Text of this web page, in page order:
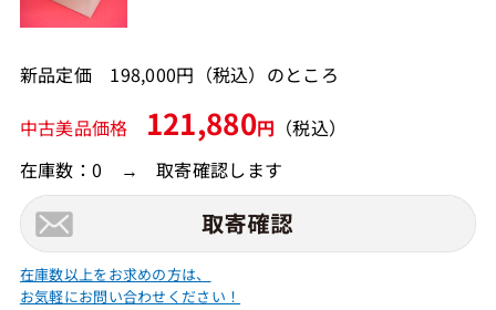
新品定価 198,000円（税込）のところ
中古美品価格 121,880円 （税込）
在庫数：0 → 取寄確認します
在庫数以上をお求めの方は、
お気軽にお問い合わせください！